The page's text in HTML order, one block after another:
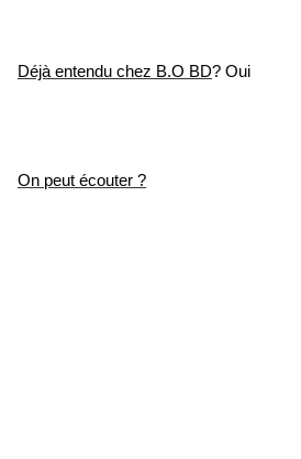
Déjà entendu chez B.O BD? Oui
On peut écouter ?